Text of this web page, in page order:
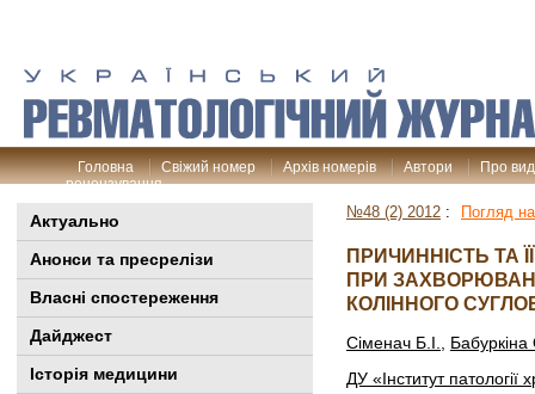
Головна Свіжий номер Архів номерів Автори
Про
рецензування
Актуально
Анонси та пресрелізи
Власні спостереження
Дайджест
Історія медицини
№48 (2) 2012 : Погляд
ПРИЧИННІСТЬ ТА
ПРИ
КОЛІННОГО
Сіменач Б.І.
ДУ «Інститут